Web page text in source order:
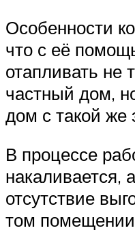
Особенности
что с её
отапливать не
частный дом,
дом с такой
В процессе
накаливается,
отсутствие
том